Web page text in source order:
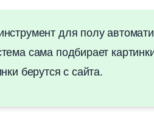
для полу
сама подбирает
берутся с сайта.